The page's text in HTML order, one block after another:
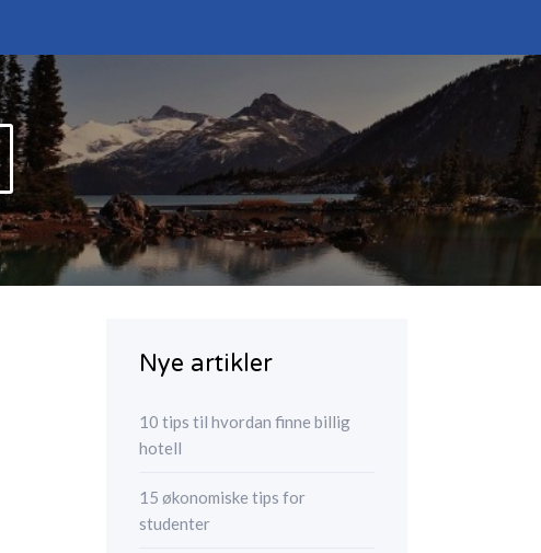
Nye artikler
10 tips til hvordan finne billig
hotell
15 økonomiske tips for
studenter